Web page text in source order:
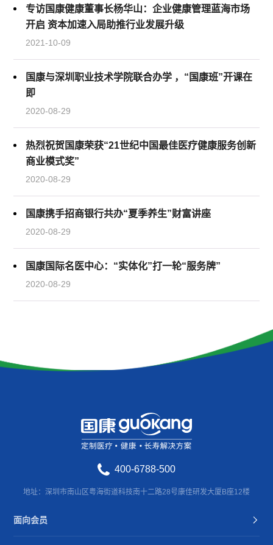
专访国康健康董事长杨华山：企业健康管理蓝海市场
开启 资本加速入局助推行业发展升级
2021-10-09
国康与深圳职业技术学院联合办学 ，“国康班”开课在
即
2020-08-29
热烈祝贺国康荣获“21世纪中国最佳医疗健康服务创新
商业模式奖”
2020-08-29
国康携手招商银行共办“夏季养生”财富讲座
2020-08-29
国康国际名医中心：“实体化”打一轮“服务牌”
2020-08-29
400-6788-500
地址：深圳市南山区粤海街道科技南十二路28号康佳研发大厦B座12楼
面向会员